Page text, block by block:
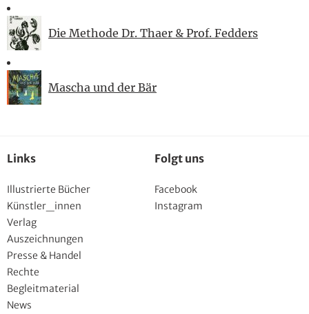
Die Methode Dr. Thaer & Prof. Fedders
Mascha und der Bär
Links
Illustrierte Bücher
Künstler_innen
Verlag
Auszeichnungen
Presse & Handel
Rechte
Begleitmaterial
News
Folgt uns
Facebook
Instagram